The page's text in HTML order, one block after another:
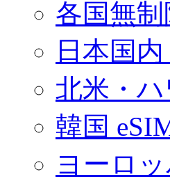
各国無制
日本国
北米・
韓国
ヨーロ